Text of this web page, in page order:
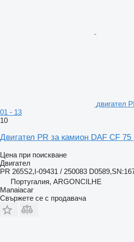
двигател
01 - 13
10
Двигател PR за камион DAF CF 75
Цена при поискване
Двигател
PR 265S2,I-09431 / 250083
Португалия, ARGONCILHE
Manaiacar
Свържете се с продавача